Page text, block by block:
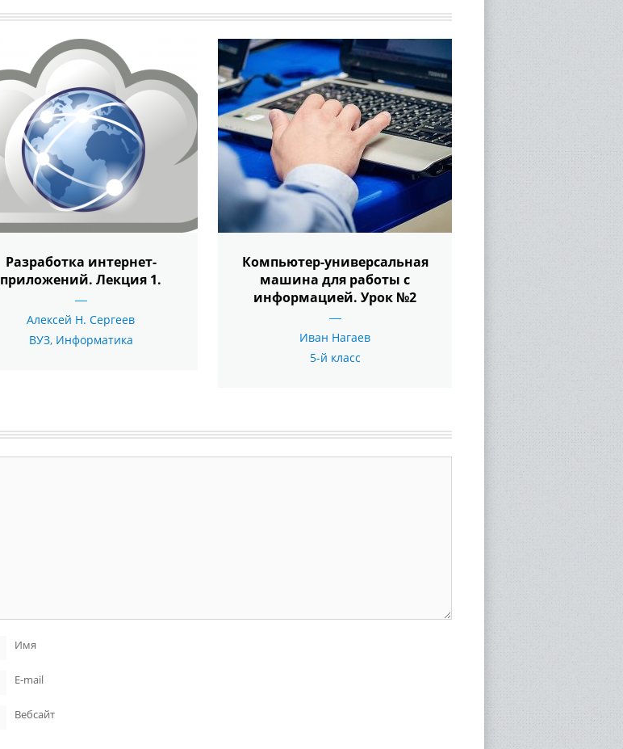
Разработка интернет-
приложений. Лекция 1.
Алексей Н. Сергеев
ВУЗ, Информатика
Компьютер-универсальная
машина для работы с
информацией. Урок №2
Иван Нагаев
5-й класс
Имя
E-mail
Вебсайт